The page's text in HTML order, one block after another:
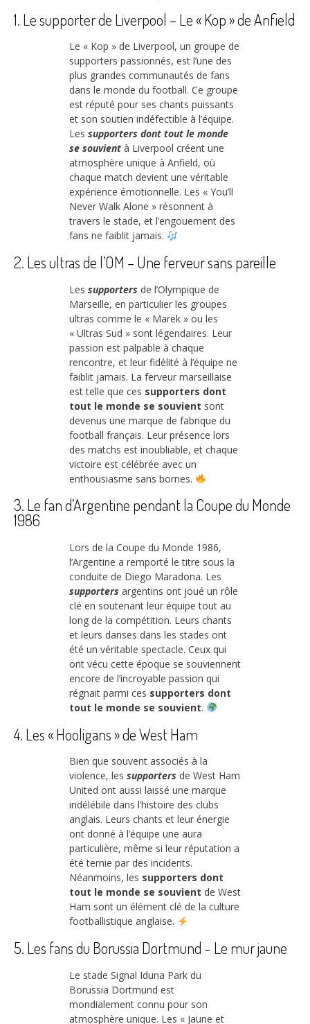
1. Le supporter de Liverpool – Le « Kop » de Anfield
Le « Kop » de Liverpool, un groupe de
supporters passionnés, est l’une des
plus grandes communautés de fans
dans le monde du football. Ce groupe
est réputé pour ses chants puissants
et son soutien indéfectible à l’équipe.
Les supporters dont tout le monde
se souvient à Liverpool créent une
atmosphère unique à Anfield, où
chaque match devient une véritable
expérience émotionnelle. Les « You’ll
Never Walk Alone » résonnent à
travers le stade, et l’engouement des
fans ne faiblit jamais.
2. Les ultras de l’OM – Une ferveur sans pareille
Les supporters de l’Olympique de
Marseille, en particulier les groupes
ultras comme le « Marek » ou les
« Ultras Sud » sont légendaires. Leur
passion est palpable à chaque
rencontre, et leur fidélité à l’équipe ne
faiblit jamais. La ferveur marseillaise
est telle que ces supporters dont
tout le monde se souvient sont
devenus une marque de fabrique du
football français. Leur présence lors
des matchs est inoubliable, et chaque
victoire est célébrée avec un
enthousiasme sans bornes.
3. Le fan d’Argentine pendant la Coupe du Monde
1986
Lors de la Coupe du Monde 1986,
l’Argentine a remporté le titre sous la
conduite de Diego Maradona. Les
supporters argentins ont joué un rôle
clé en soutenant leur équipe tout au
long de la compétition. Leurs chants
et leurs danses dans les stades ont
été un véritable spectacle. Ceux qui
ont vécu cette époque se souviennent
encore de l’incroyable passion qui
régnait parmi ces supporters dont
tout le monde se souvient.
4. Les « Hooligans » de West Ham
Bien que souvent associés à la
violence, les supporters de West Ham
United ont aussi laissé une marque
indélébile dans l’histoire des clubs
anglais. Leurs chants et leur énergie
ont donné à l’équipe une aura
particulière, même si leur réputation a
été ternie par des incidents.
Néanmoins, les supporters dont
tout le monde se souvient de West
Ham sont un élément clé de la culture
footballistique anglaise.
5. Les fans du Borussia Dortmund – Le mur jaune
Le stade Signal Iduna Park du
Borussia Dortmund est
mondialement connu pour son
atmosphère unique. Les « Jaune et